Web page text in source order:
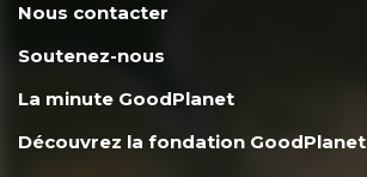
Nous contacter
Soutenez-nous
La minute GoodPlanet
Découvrez la fondation GoodPlanet